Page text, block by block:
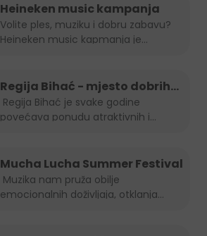
Heineken music kampanja
Volite ples, muziku i dobru zabavu?
Heineken music kapmanja je...
Regija Bihać - mjesto dobrih
evenata
povećava ponudu atraktivnih i...
Mucha Lucha Summer Festival
emocionalnih doživljaja, otklanja